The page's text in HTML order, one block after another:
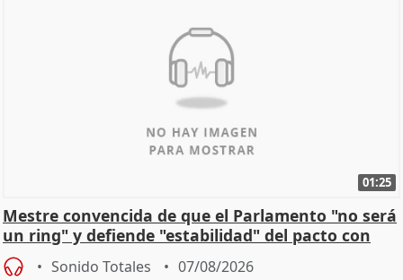
01:25
Mestre convencida de que el Parlamento "no será
un ring" y defiende "estabilidad" del pacto con
Vox
Sonido Totales 07/08/2026